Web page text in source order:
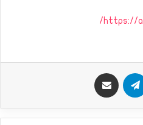
https://
تيلقرام